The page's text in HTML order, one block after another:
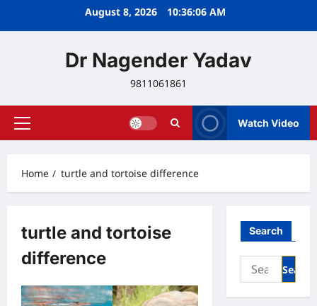
August 8, 2026 10:36:07 AM
Dr Nagender Yadav
9811061861
Primary
Watch Video
Home turtle and tortoise difference
turtle and tortoise
difference
Search
Search
for: